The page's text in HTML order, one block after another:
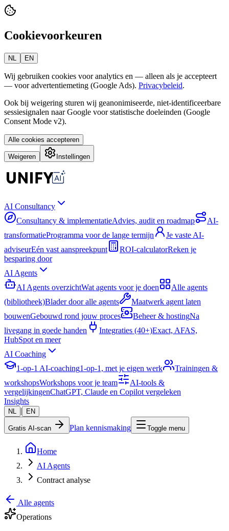
Cookievoorkeuren
NL EN
Wij gebruiken cookies voor analytics en — alleen als je accepteert
— voor advertentiemeting (Google Ads). Privacybeleid.
Ook bij weigering sturen wij geanonimiseerde, niet-identificeerbare
sessiesignalen naar Google voor statistische doeleinden (Google
Consent Mode v2).
Alle cookies accepteren
Weigeren Instellingen
AI Consultancy
Consultancy & implementatieAdvies, audit en roadmap
AI-
transformatieProgramma voor de lange termijn
Je vaste AI-
adviseurEén vast aanspreekpunt ROI-calculatorReken je
besparing door
AI Agents
AI Agents overzichtWat agents voor je doen
Alle agents
(bibliotheek)Blader door alle agents
Maatwerk agent laten
bouwenGebouwd rond jouw proces Beheer & hostingNa
livegang in goede handen
Integraties (40+)Exact, AFAS,
HubSpot en meer
AI Coaching
1-op-1 AI-coaching1-op-1, met je eigen werk
Trainingen &
workshopsWorkshops voor je team
AI-tools &
vergelijkingenChatGPT, Claude en Copilot vergeleken
Insights
NL | EN
Gratis AI-scan Plan kennismaking Toggle menu
Home
AI Agents
Contract analyse
Alle agents
Operations